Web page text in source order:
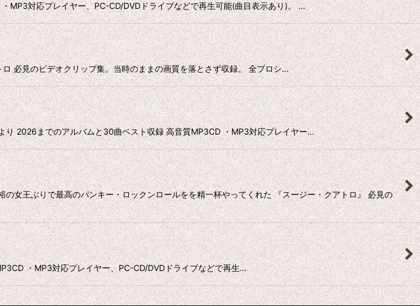
絞り込む
対応プレイヤー、PC-CD/DVDドライブなどで再生可能(曲目表示あり)。 …
必見のビデオクリップ集。当時のままの画質を落とさず収録。 全プロシ…
2026までのアルバムと30曲ベスト収録 高音質MP3CD ・MP3対応プレイヤー…
女王ぶりで最高のパンキー・ロックンロールをを精一杯やってくれた 『スージー・クアトロ』 必見の
・MP3対応プレイヤー、PC-CD/DVDドライブなどで再生…